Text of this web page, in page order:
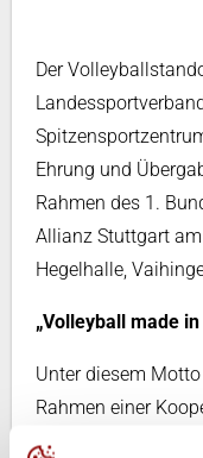
Der
Ehrung und
Rahmen des 1.
Allianz Stuttgart
Hegelhalle,
„Volleyball made
Unter diesem
Rahmen einer
Stuttgart e.V. und